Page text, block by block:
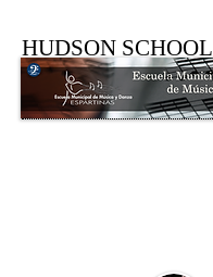
HUDSON SCHOOL